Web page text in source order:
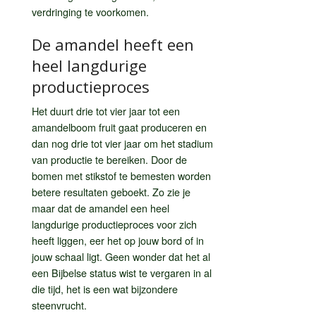
verdringing te voorkomen.
De amandel heeft een
heel langdurige
productieproces
Het duurt drie tot vier jaar tot een
amandelboom fruit gaat produceren en
dan nog drie tot vier jaar om het stadium
van productie te bereiken. Door de
bomen met stikstof te bemesten worden
betere resultaten geboekt. Zo zie je
maar dat de amandel een heel
langdurige productieproces voor zich
heeft liggen, eer het op jouw bord of in
jouw schaal ligt. Geen wonder dat het al
een Bijbelse status wist te vergaren in al
die tijd, het is een wat bijzondere
steenvrucht.